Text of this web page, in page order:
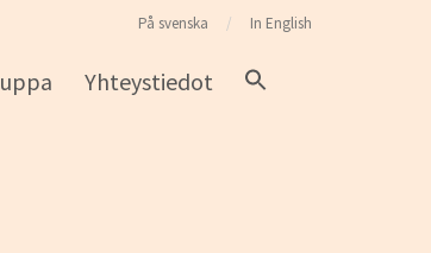
Yhteystiedot
På svenska In English